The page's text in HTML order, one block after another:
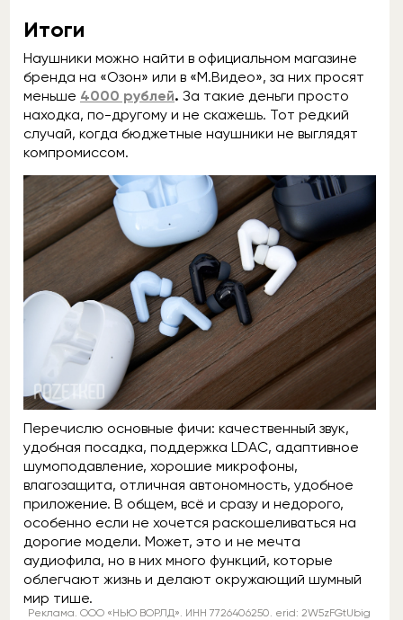
Итоги
Наушники можно найти в официальном магазине
бренда на «Озон» или в «М.Видео», за них просят
меньше 4000 рублей. За такие деньги просто
находка, по-другому и не скажешь. Тот редкий
случай, когда бюджетные наушники не выглядят
компромиссом.
Перечислю основные фичи: качественный звук,
удобная посадка, поддержка LDAC, адаптивное
шумоподавление, хорошие микрофоны,
влагозащита, отличная автономность, удобное
приложение. В общем, всё и сразу и недорого,
особенно если не хочется раскошеливаться на
дорогие модели. Может, это и не мечта
аудиофила, но в них много функций, которые
облегчают жизнь и делают окружающий шумный
мир тише.
Реклама. ООО «НЬЮ ВОРЛД». ИНН 7726406250. erid: 2W5zFGtUbig